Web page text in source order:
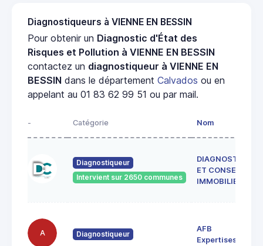
Diagnostiqueurs à VIENNE EN BESSIN
Pour obtenir un Diagnostic d'État des
Risques et Pollution à VIENNE EN BESSIN
contactez un diagnostiqueur à VIENNE EN
BESSIN dans le département Calvados ou en
appelant au 01 83 62 99 51 ou par mail.
- Catégorie Nom
Diagnostiqueur
Intervient sur 2650 communes
DIAGNOSTICS
ET CONSEILS
IMMOBILIER
A Diagnostiqueur
AFB
Expertises